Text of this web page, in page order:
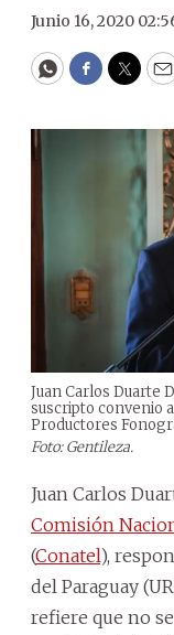
Junio 16, 2020
WhatsApp
Juan Carlos Duarte
suscripto convenio
Productores
Foto: Gentileza.
Juan Carlos
Comisión
(Conatel),
del Paraguay
refiere que no